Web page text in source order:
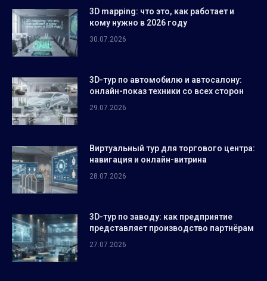
3D mapping: что это, как работает и
кому нужно в 2026 году
30.07.2026
3D-тур по автомобилю и автосалону:
онлайн-показ техники со всех сторон
29.07.2026
Виртуальный тур для торгового центра:
навигация и онлайн-витрина
28.07.2026
3D-тур по заводу: как предприятие
представляет производство партнёрам
27.07.2026